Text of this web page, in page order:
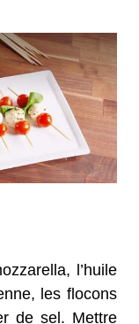
l’huile
les flocons
de sel. Mettre